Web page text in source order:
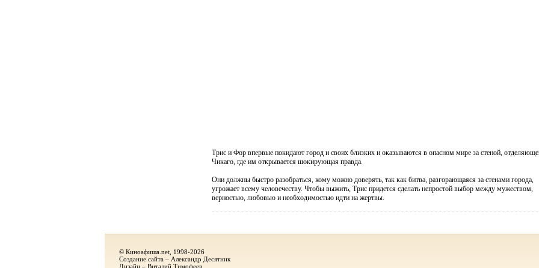
Трис и Фор впервые покидают город и своих близких и оказываются в опасном мире за стеной,
Чикаго, где им открывается шокирующая правда.
Они должны быстро разобраться, кому можно доверять, так как битва, разгорающаяся за стенами города,
угрожает всему человечеству. Чтобы выжить, Трис придется сделать непростой выбор между мужеством,
верностью, любовью и необходимостью идти на жертвы.
© Киноафиша.net, 1998-2026
Создание сайта – Александр Десятник
Дизайн – Виталий Тимофеев